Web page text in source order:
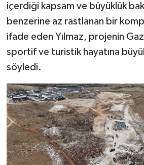
içerdiği kapsam ve büyüklük
benzerine az rastlanan bir
ifade eden Yılmaz, projenin
sportif ve turistik hayatına büyük
söyledi.